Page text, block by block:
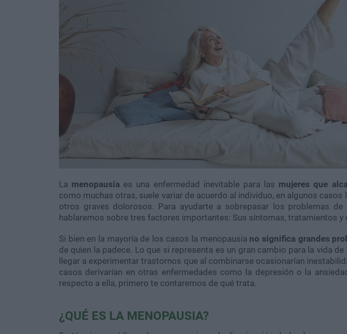
La menopausia es una enfermedad inevitable para las mujeres que
como muchas otras, suele variar de acuerdo al individuo, en algunos casos
otros graves dolorosos. Para ayudarte a sobrepasar los problemas de
hablaremos sobre tres factores importantes: Sus síntomas, tratamientos y
Si bien en la mayoría de los casos la menopausia no significa grandes
de quien la padece. Lo que si representa es un gran cambio para la vida de
llegar a experimentar trastornos que al combinarse ocasionarían
casos derivarían en otras enfermedades como la depresión o la
respecto a ella, primero te contaremos de qué trata.
¿QUÉ ES LA MENOPAUSIA?